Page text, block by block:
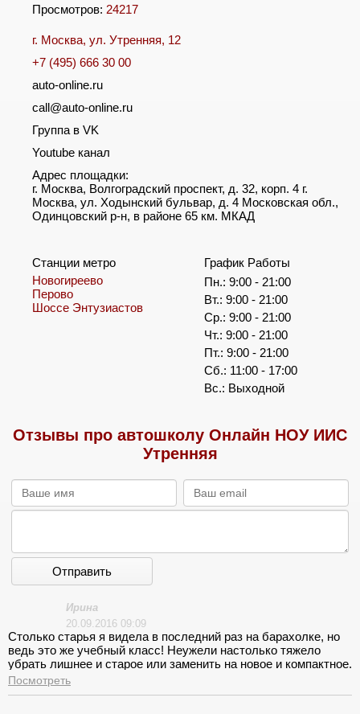
Просмотров: 24217
г. Москва, ул. Утренняя, 12
+7 (495) 666 30 00
auto-online.ru
call@auto-online.ru
Группа в VK
Youtube канал
Адрес площадки:
г. Москва, Волгоградский проспект, д. 32, корп. 4 г.
Москва, ул. Ходынский бульвар, д. 4 Московская обл.,
Одинцовский р-н, в районе 65 км. МКАД
Станции метро
Новогиреево
Перово
Шоссе Энтузиастов
График Работы
Пн.: 9:00 - 21:00
Вт.: 9:00 - 21:00
Ср.: 9:00 - 21:00
Чт.: 9:00 - 21:00
Пт.: 9:00 - 21:00
Сб.: 11:00 - 17:00
Вс.: Выходной
Отзывы про автошколу Онлайн НОУ ИИС
Утренняя
Отправить
Ирина
20.09.2016 09:09
Столько старья я видела в последний раз на барахолке, но
ведь это же учебный класс! Неужели настолько тяжело
убрать лишнее и старое или заменить на новое и компактное.
Места не много, воздух затхлый и пахнет пылью.
Посмотреть